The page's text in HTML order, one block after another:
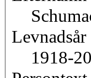
Levnadsår
1918-